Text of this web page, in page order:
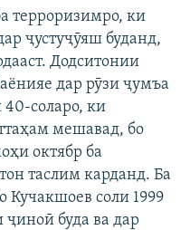
терроризимро, ки
ҷустуҷӯяш буданд,
Додситонии
дар рӯзи ҷумъа
соларо, ки
мешавад, бо
октябр ба
таслим карданд. Ба
Кучакшоев соли 1999
ҷиноӣ буда ва дар